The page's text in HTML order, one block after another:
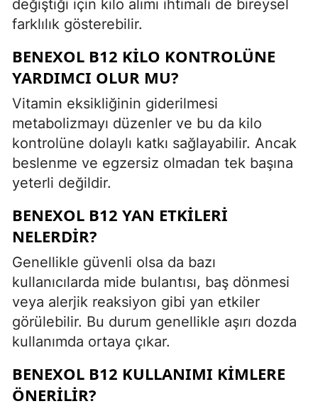
değiştiği için kilo alımı ihtimali de bireysel
farklılık gösterebilir.
BENEXOL B12 KILO KONTROLÜNE
YARDIMCI OLUR MU?
Vitamin eksikliğinin giderilmesi
metabolizmayı düzenler ve bu da kilo
kontrolüne dolaylı katkı sağlayabilir. Ancak
beslenme ve egzersiz olmadan tek başına
yeterli değildir.
BENEXOL B12 YAN ETKILERI
NELERDIR?
Genellikle güvenli olsa da bazı
kullanıcılarda mide bulantısı, baş dönmesi
veya alerjik reaksiyon gibi yan etkiler
görülebilir. Bu durum genellikle aşırı dozda
kullanımda ortaya çıkar.
BENEXOL B12 KULLANIMI KIMLERE
ÖNERILIR?